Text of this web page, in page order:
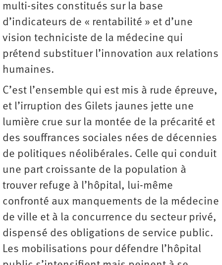
multi-sites constitués sur la base
d’indicateurs de « rentabilité » et d’une
vision techniciste de la médecine qui
prétend substituer l’innovation aux relations
humaines.
C’est l’ensemble qui est mis à rude épreuve,
et l’irruption des Gilets jaunes jette une
lumière crue sur la montée de la précarité et
des souffrances sociales nées de décennies
de politiques néolibérales. Celle qui conduit
une part croissante de la population à
trouver refuge à l’hôpital, lui-même
confronté aux manquements de la médecine
de ville et à la concurrence du secteur privé,
dispensé des obligations de service public.
Les mobilisations pour défendre l’hôpital